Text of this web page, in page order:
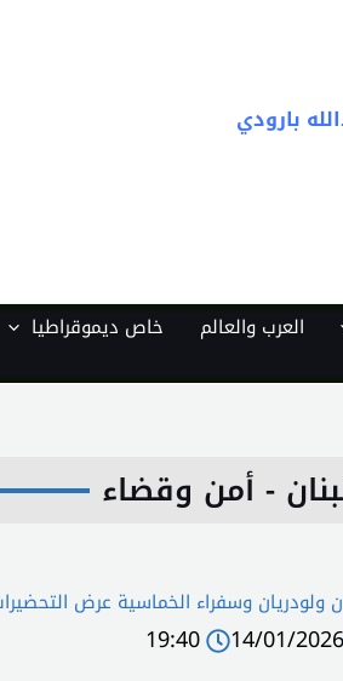
بارودي
العرب والعالم خاص ديموقراطيا
- أمن وقضاء
ولودريان وسفراء الخماسية عرض
14/01/2026
19:40